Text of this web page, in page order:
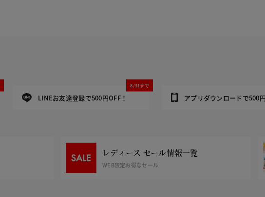
LINEお友達登録で500円OFF！
8/31まで
アプリダウンロードで500
レディース セール情報一覧
WEB限定お得なセール